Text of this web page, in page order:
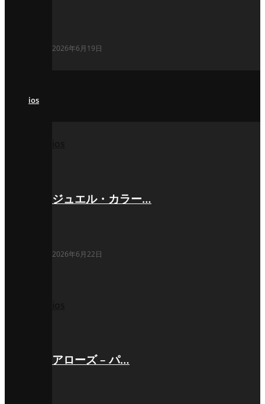
2026年6月19日
ios
ジュエル・カラー…
2026年6月22日
アローズ – パ…